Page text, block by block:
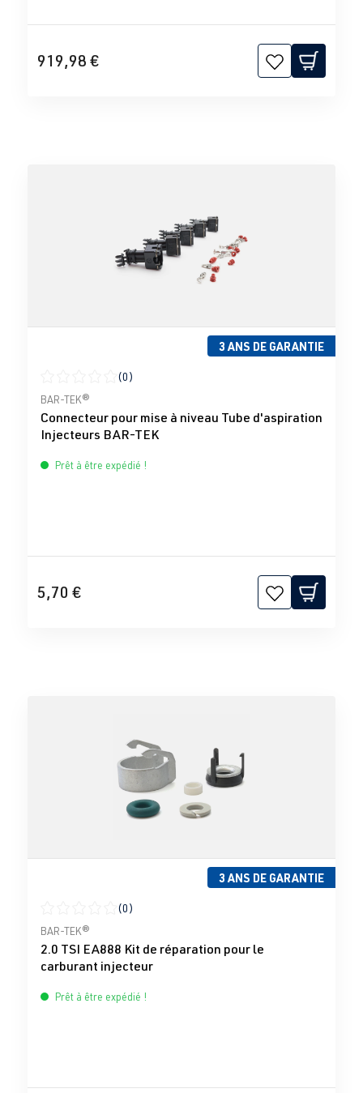
919,98 €
3 ANS DE GARANTIE
Note moyenne de 0 sur 5 étoiles
(0)
BAR-TEK®
Connecteur pour mise à niveau Tube d'aspiration
Injecteurs BAR-TEK
Prêt à être expédié !
5,70 €
3 ANS DE GARANTIE
Note moyenne de 0 sur 5 étoiles
(0)
BAR-TEK®
2.0 TSI EA888 Kit de réparation pour le
carburant injecteur
Prêt à être expédié !